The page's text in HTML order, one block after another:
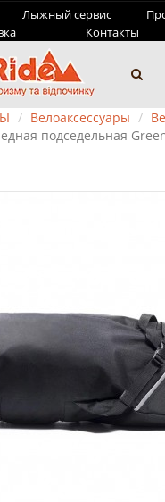
Лыжный сервис
Контакты
Велоаксессуары
подседельная